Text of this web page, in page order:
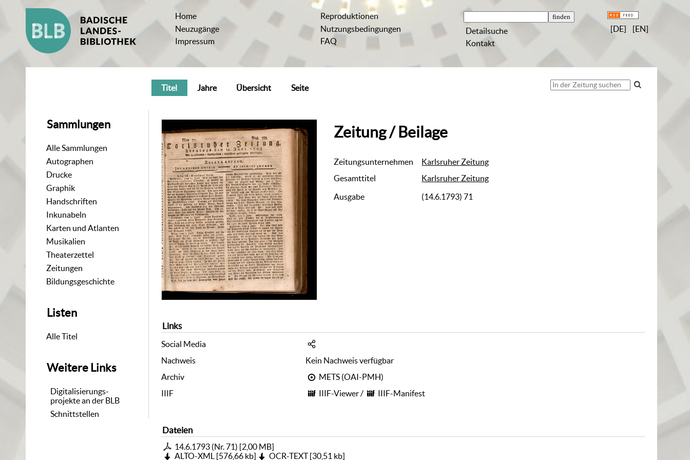
Home
Neuzugänge
Impressum
Reproduktionen
Nutzungsbedingungen
FAQ
Detailsuche
Kontakt
[DE] [EN]
Sammlungen
Alle Sammlungen
Autographen
Drucke
Graphik
Handschriften
Inkunabeln
Karten und Atlanten
Musikalien
Theaterzettel
Zeitungen
Bildungsgeschichte
Listen
Alle Titel
Weitere Links
Digitalisierungs-
projekte an der BLB
Schnittstellen
Titel Jahre Übersicht Seite
Zeitung / Beilage
Zeitungsunternehmen
Karlsruher Zeitung
Gesamttitel
Karlsruher Zeitung
Ausgabe
(14.6.1793) 71
Links
Social Media
Nachweis
Kein Nachweis verfügbar
Archiv
METS (OAI-PMH)
IIIF
IIIF-Viewer/ IIIF-Manifest
Dateien
14.6.1793 (Nr. 71) [2,00 MB]
ALTO-XML
[576,66 kb] OCR-TEXT[30,51 kb]